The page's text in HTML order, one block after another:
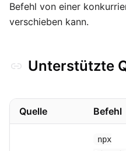
Befehl von einer
verschieben kann.
Unterstützte
Quelle Befehl
npx